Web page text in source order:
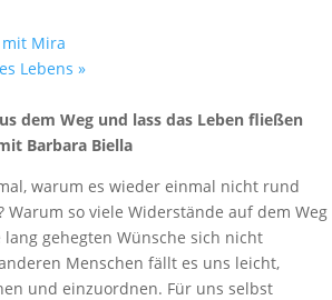
Mira
Lebens »
dem Weg und lass das Leben fließen
Barbara Biella
warum es wieder einmal nicht rund
Warum so viele Widerstände auf dem Weg
lang gehegten Wünsche sich nicht
Menschen fällt es uns leicht,
und einzuordnen. Für uns selbst